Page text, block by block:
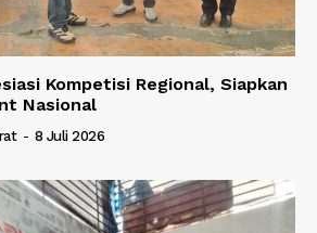
Kompetisi Regional, Siapkan
Nasional
- 8 Juli 2026